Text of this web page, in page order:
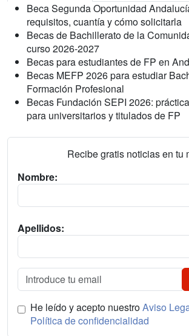
Beca Segunda Oportunidad
requisitos, cuantía y cómo solicitarla
Becas de Bachillerato de la
curso 2026-2027
Becas para estudiantes de FP en
Becas MEFP 2026 para estudiar
Formación Profesional
Becas Fundación SEPI 2026:
para universitarios y titulados de FP
Recibe gratis noticias en tu
Nombre:
Apellidos:
He leído y acepto nuestroAviso
Política de confidencialidad